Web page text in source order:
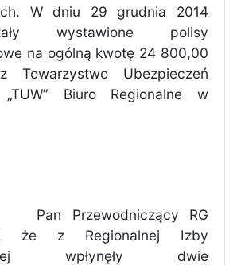
W dniu 29 grudnia 2014
wystawione polisy
na ogólną kwotę 24 800,00
Towarzystwo Ubezpieczeń
„TUW” Biuro Regionalne w
Pan Przewodniczący RG
że z Regionalnej Izby
wpłynęły dwie